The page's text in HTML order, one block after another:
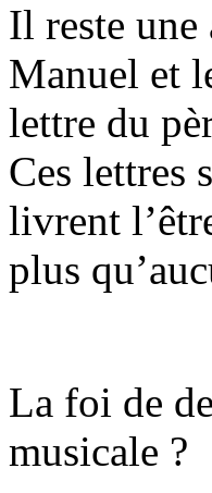
Il reste une
Manuel et
lettre du
Ces lettres
livrent
plus
La foi de
musicale ?